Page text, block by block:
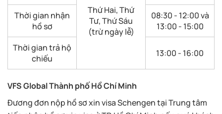
Thứ Hai, Thứ
Tư, Thứ Sáu
(trừ ngày lễ)
Thời gian nhận
hồ sơ
08:30 - 12:00 và
13:00 - 15:00
Thời gian trả hộ
chiếu
13:00 - 16:00
VFS Global Thành phố Hồ Chí Minh
Đương đơn nộp hồ sơ xin visa Schengen tại Trung tâm